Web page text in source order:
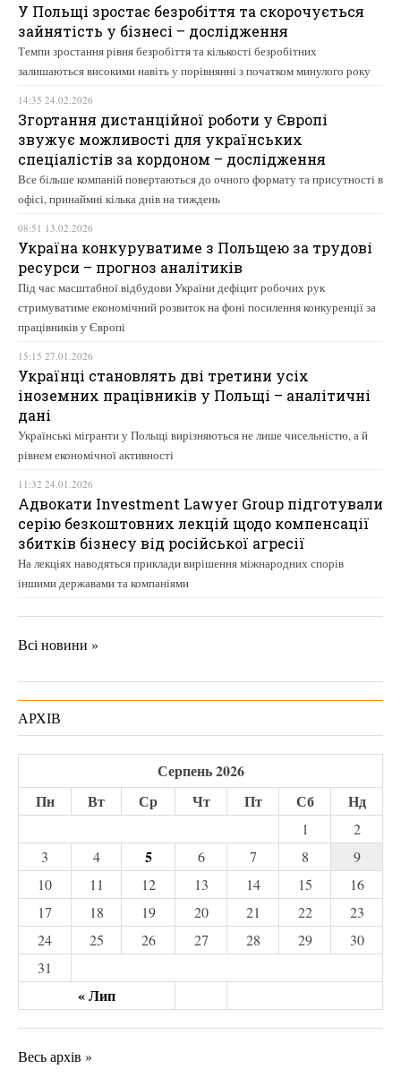
У Польщі зростає безробіття та скорочується
зайнятість у бізнесі – дослідження
Темпи зростання рівня безробіття та кількості безробітних
залишаються високими навіть у порівнянні з початком минулого року
14:35 24.02.2026
Згортання дистанційної роботи у Європі
звужує можливості для українських
спеціалістів за кордоном – дослідження
Все більше компаній повертаються до очного формату та присутності в
офісі, принаймні кілька днів на тиждень
08:51 13.02.2026
Україна конкуруватиме з Польщею за трудові
ресурси – прогноз аналітиків
Під час масштабної відбудови України дефіцит робочих рук
стримуватиме економічний розвиток на фоні посилення конкуренції за
працівників у Європі
15:15 27.01.2026
Українці становлять дві третини усіх
іноземних працівників у Польщі – аналітичні
дані
Українські мігранти у Польщі вирізняються не лише чисельністю, а й
рівнем економічної активності
11:32 24.01.2026
Адвокати Investment Lawyer Group підготували
серію безкоштовних лекцій щодо компенсації
збитків бізнесу від російської агресії
На лекціях наводяться приклади вирішення міжнародних спорів
іншими державами та компаніями
Всі новини »
АРХІВ
Серпень 2026
Пн
Вт Ср Чт Пт Сб Нд
« Лип
1
2
3
4 5 6 7 8
9
10
11 12 13 14 15
16
17
18 19 20 21 22
23
24
25 26 27 28 29
30
31
Весь архів »